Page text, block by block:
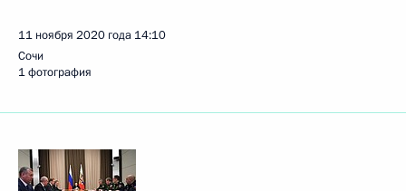
11 ноября 2020 года 14:10
Сочи
1 фотография